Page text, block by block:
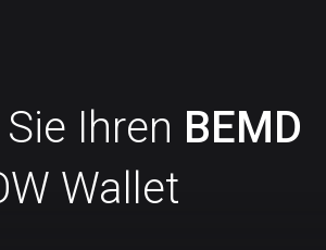
Ihren BEMD
Wallet